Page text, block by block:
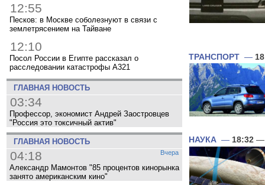
12:55
Песков: в Москве соболезнуют в связи с
землетрясением на Тайване
12:10
Посол России в Египте рассказал о
расследовании катастрофы A321
ГЛАВНАЯ НОВОСТЬ
03:34
Профессор, экономист Андрей Заостровцев
"Россия это токсичный актив"
ГЛАВНАЯ НОВОСТЬ
Вчера
04:18
Александр Мамонтов "85 процентов кинорынка
занято американским кино"
ТРАНСПОРТ —
НАУКА — 18:32 —